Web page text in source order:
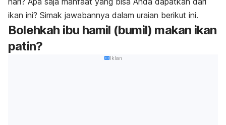
ikan ini? Simak jawabannya dalam uraian berikut ini.
Bolehkah ibu hamil (bumil) makan ikan
patin?
Iklan